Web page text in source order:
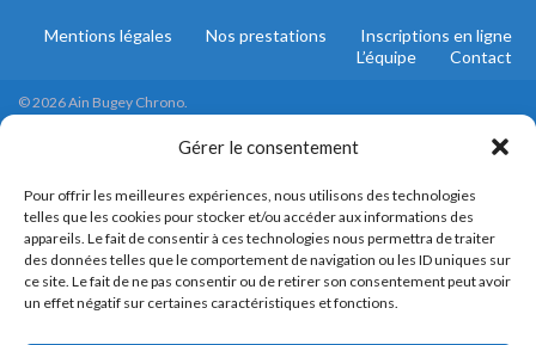
Gérer le consentement
Pour offrir les meilleures expériences, nous utilisons des technologies
telles que les cookies pour stocker et/ou accéder aux informations des
appareils. Le fait de consentir à ces technologies nous permettra de traiter
des données telles que le comportement de navigation ou les ID uniques sur
ce site. Le fait de ne pas consentir ou de retirer son consentement peut avoir
un effet négatif sur certaines caractéristiques et fonctions.
Mentions légales Nos prestations
Inscriptions en ligne
L’équipe
Contact
© 2026 Ain Bugey Chrono.